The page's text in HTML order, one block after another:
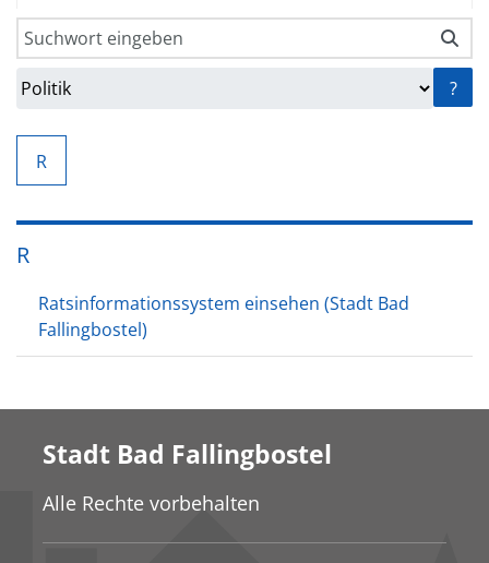
?
R
R
Ratsinformationssystem einsehen (Stadt Bad
Fallingbostel)
Stadt Bad Fallingbostel
Alle Rechte vorbehalten